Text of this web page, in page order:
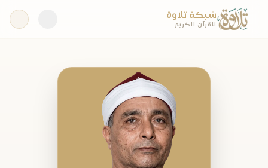
شبكة تلاوة
للقرآن الكريم